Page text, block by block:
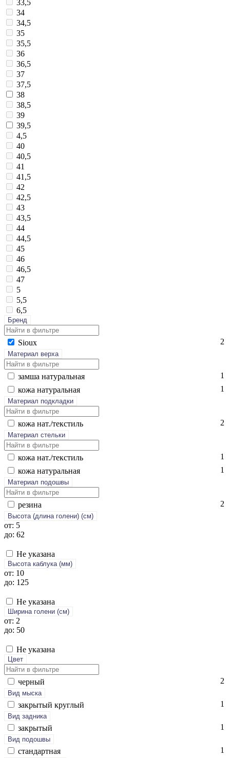
33,5
34
34,5
35
35,5
36
36,5
37
37,5
38
38,5
39
39,5
4,5
40
40,5
41
41,5
42
42,5
43
43,5
44
44,5
45
46
46,5
47
5
5,5
6,5
Бренд
Si­oux 2
Материал верха
зам­ша на­тураль­ная
1
ко­жа на­тураль­ная
1
Материал подкладки
ко­жа нат./текс­тиль 2
Материал стельки
ко­жа нат./текс­тиль
1
ко­жа на­тураль­ная
1
Материал подошвы
ре­зина 2
Высота (длина голени) (cм)
от: 5
до: 62
Не указана
Высота каблука (мм)
от: 10
до: 125
Не указана
Ширина голени (см)
от: 2
до: 50
Не указана
Цвет
чер­ный 2
Вид мыска
зак­ры­тый круг­лый 1
Вид задника
зак­ры­тый 1
Вид подошвы
стан­дарт­ная 1